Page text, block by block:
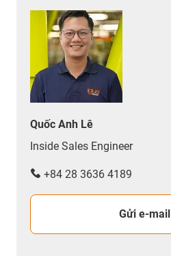
Quốc Anh Lê
Inside Sales Engineer
+84 28 3636 4189
Gửi e-mail